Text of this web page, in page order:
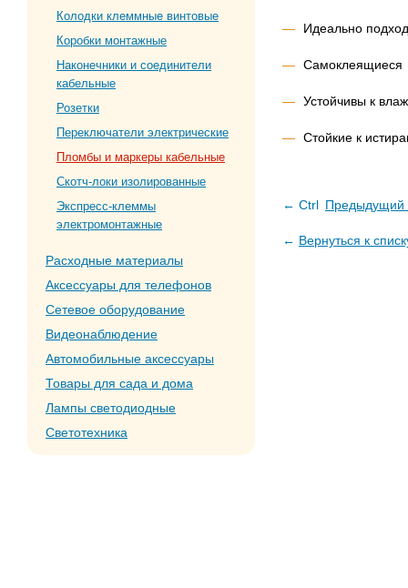
Колодки клеммные винтовые
Коробки монтажные
Наконечники и соединители
кабельные
Розетки
Переключатели электрические
Пломбы и маркеры кабельные
Скотч-локи изолированные
Экспресс-клеммы
электромонтажные
Расходные материалы
Аксессуары для телефонов
Сетевое оборудование
Видеонаблюдение
Автомобильные аксессуары
Товары для сада и дома
Лампы светодиодные
Светотехника
Идеально
Самоклеящиеся
Устойчивы к
Стойкие к
← Ctrl Предыдущий
← Вернуться к